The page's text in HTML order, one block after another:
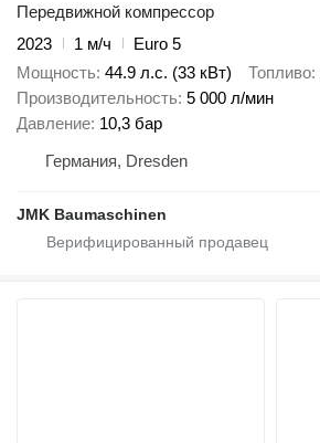
Передвижной компрессор
2023
1 м/ч
Euro 5
Мощность 44.9 л.с. (33 кВт) Топливо
Производительность 5 000 л/мин
Давление 10,3 бар
Германия, Dresden
JMK Baumaschinen